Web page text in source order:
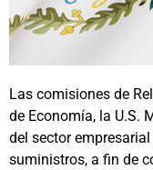
Las comisiones de
de Economía, la U.S.
del sector
suministros, a fin de